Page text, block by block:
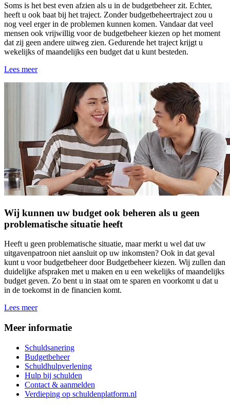
Soms is het best even afzien als u in de budgetbeheer zit. Echter,
heeft u ook baat bij het traject. Zonder budgetbeheertraject zou u
nog veel erger in de problemen kunnen komen. Vandaar dat veel
mensen ook vrijwillig voor de budgetbeheer kiezen op het moment
dat zij geen andere uitweg zien. Gedurende het traject krijgt u
wekelijks of maandelijks een budget dat u kunt besteden.
Lees meer
Wij kunnen uw budget ook beheren als u geen
problematische situatie heeft
Heeft u geen problematische situatie, maar merkt u wel dat uw
uitgavenpatroon niet aansluit op uw inkomsten? Ook in dat geval
kunt u voor budgetbeheer door Budgetbeheer kiezen. Wij zullen dan
duidelijke afspraken met u maken en u een wekelijks of maandelijks
budget geven. Zo bent u in staat om te sparen en voorkomt u dat u
in de toekomst in de financien komt.
Lees meer
Meer informatie
Schuldsanering
Budgetbeheer
Schuldhulpverlening
Hulp bij schulden
Contact & aanmelden
Verdieping op schuldenplatform.nl